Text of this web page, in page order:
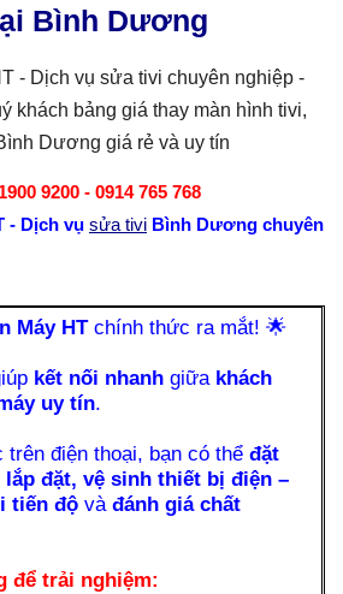
Bình Dương
- Dịch vụ sửa tivi chuyên nghiệp -
khách bảng giá thay màn hình tivi,
Dương giá rẻ và uy tín
9200 - 0914 765 768
- Dịch vụ sửa tivi Bình Dương chuyên
Máy HTchính thức ra mắt!🌟
kết nối nhanh giữa khách
uy tín.
trên điện thoại, bạn có thểđặt
đặt, vệ sinh thiết bị điện –
tiến độ vàđánh giá chất
để trải nghiệm: